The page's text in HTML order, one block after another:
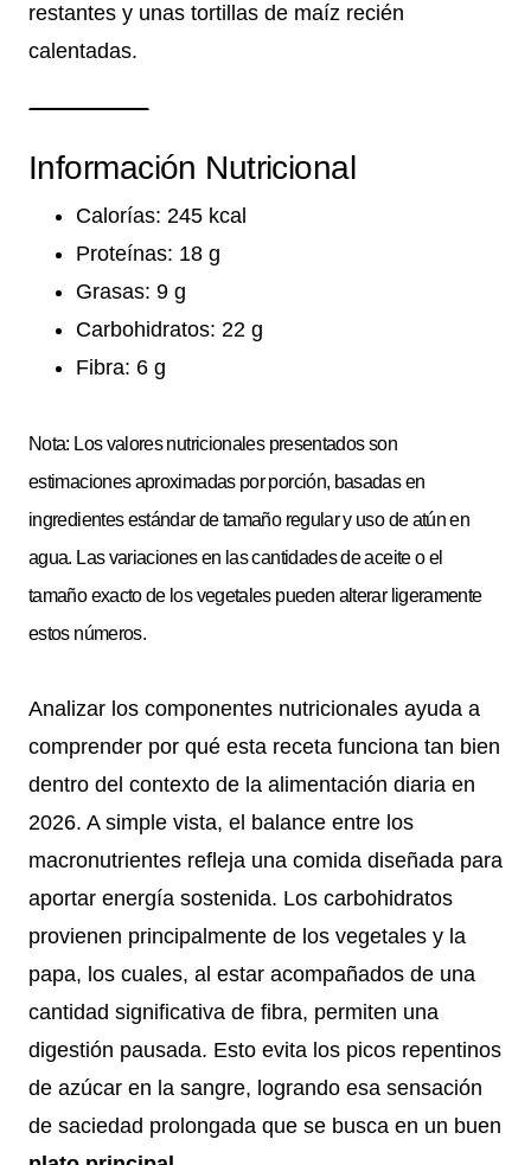
restantes y unas tortillas de maíz recién
calentadas.
Información Nutricional
Calorías: 245 kcal
Proteínas: 18 g
Grasas: 9 g
Carbohidratos: 22 g
Fibra: 6 g
Nota: Los valores nutricionales presentados son
estimaciones aproximadas por porción, basadas en
ingredientes estándar de tamaño regular y uso de atún en
agua. Las variaciones en las cantidades de aceite o el
tamaño exacto de los vegetales pueden alterar ligeramente
estos números.
Analizar los componentes nutricionales ayuda a
comprender por qué esta receta funciona tan bien
dentro del contexto de la alimentación diaria en
2026. A simple vista, el balance entre los
macronutrientes refleja una comida diseñada para
aportar energía sostenida. Los carbohidratos
provienen principalmente de los vegetales y la
papa, los cuales, al estar acompañados de una
cantidad significativa de fibra, permiten una
digestión pausada. Esto evita los picos repentinos
de azúcar en la sangre, logrando esa sensación
de saciedad prolongada que se busca en un buen